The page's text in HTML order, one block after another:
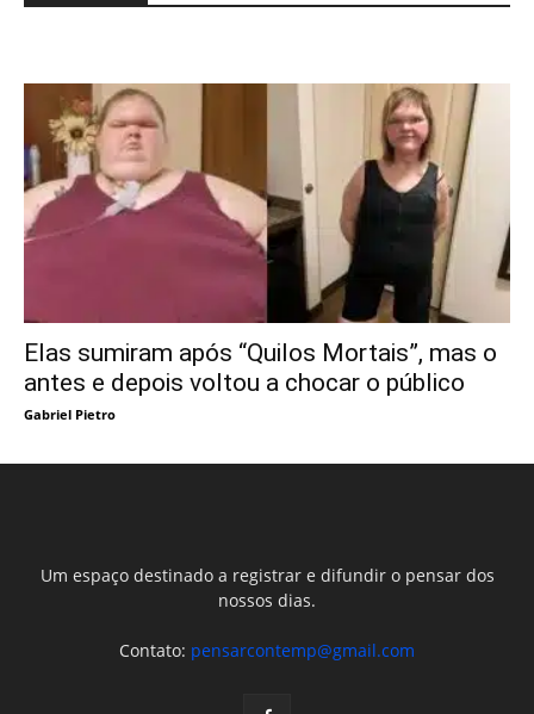
Elas sumiram após “Quilos Mortais”, mas o
antes e depois voltou a chocar o público
Gabriel Pietro
Um espaço destinado a registrar e difundir o pensar dos
nossos dias.
Contato: pensarcontemp@gmail.com